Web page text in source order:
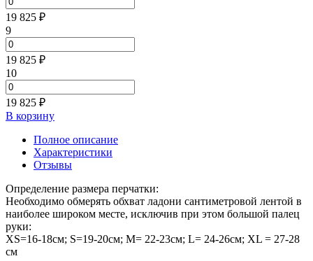
19 825 ₽
9
19 825 ₽
10
19 825 ₽
В корзину
Полное описание
Характеристики
Отзывы
Определение размера перчатки:
Необходимо обмерять обхват ладони сантиметровой лентой в
наиболее широком месте, исключив при этом большой палец
руки:
XS=16-18см; S=19-20см; M= 22-23см; L= 24-26см; XL = 27-28
см